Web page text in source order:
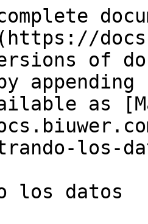
of
as
los-
los datos